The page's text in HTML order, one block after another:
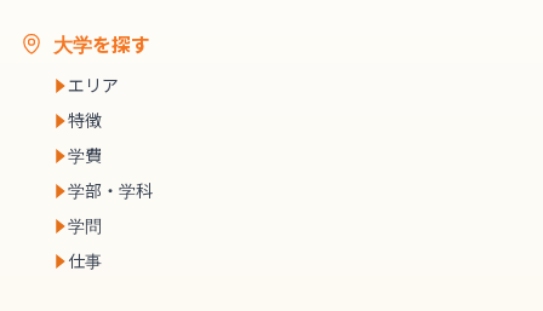
大学を探す
エリア
特徴
学費
学部・学科
学問
仕事